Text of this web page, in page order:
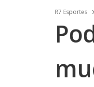
R7 Esportes